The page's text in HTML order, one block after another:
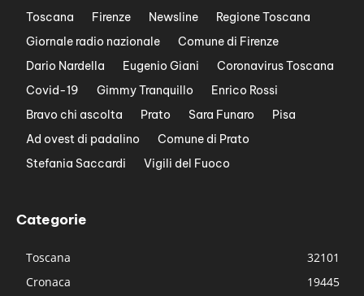
Toscana Firenze Newsline
Regione Toscana
Giornale radio nazionale
Comune di Firenze
Dario Nardella
Eugenio Giani
Coronavirus Toscana
Covid-19
Gimmy Tranquillo
Enrico Rossi
Bravo chi ascolta
Prato Sara Funaro
Pisa
Ad ovest di padalino
Comune di Prato
Stefania Saccardi
Vigili del Fuoco
Categorie
Toscana
32101
Cronaca
19445